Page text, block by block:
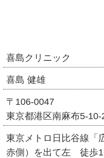
喜島クリニック
喜島 健雄
〒106-0047
東京都港区南麻布5-
東京メトロ日比谷線「
赤側）を出て左 徒歩